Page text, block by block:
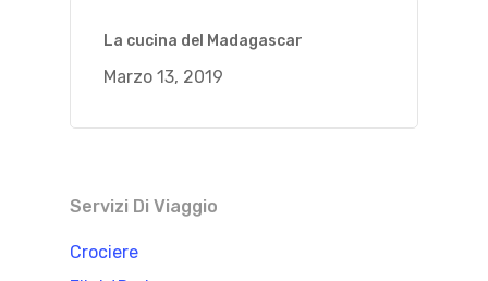
La cucina del Madagascar
Marzo 13, 2019
Servizi Di Viaggio
Crociere